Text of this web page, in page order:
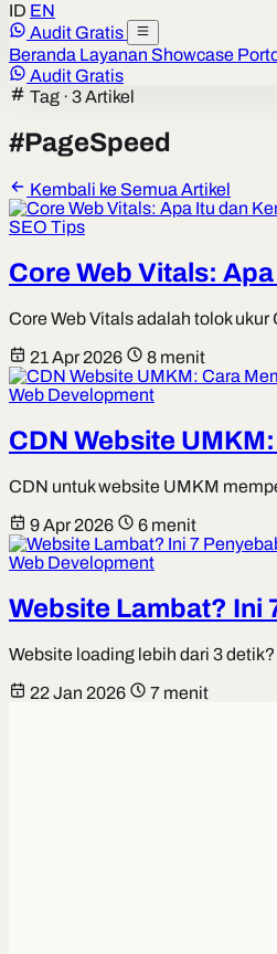
ID EN
Audit Gratis
Beranda Layanan Showcase
Audit Gratis
Tag · 3 Artikel
#PageSpeed
Kembali ke Semua Artikel
SEO Tips
Core Web Vitals:
Core Web Vitals adalah tolok
21 Apr 2026
8 menit
Web Development
CDN Website
CDN untuk website UMKM
9 Apr 2026
6 menit
Web Development
Website Lambat? Ini
Website loading lebih dari 3
22 Jan 2026 7 menit